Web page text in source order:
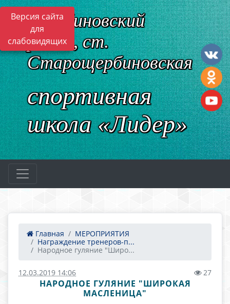
Версия сайта
для
слабовидящих
Щербиновский
район, ст.
Старощербиновская
спортивная
школа «Лидер»
Главная
МЕРОПРИЯТИЯ
Награждение тренеров-п...
Народное гуляние "Широ...
12.03.2019 14:06 27
НАРОДНОЕ ГУЛЯНИЕ "ШИРОКАЯ
МАСЛЕНИЦА"